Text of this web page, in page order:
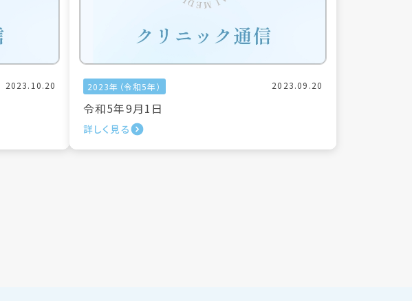
2023.10.20 2023年（令和5年） 2023.09.20
令和5年9月1日
詳しく見る